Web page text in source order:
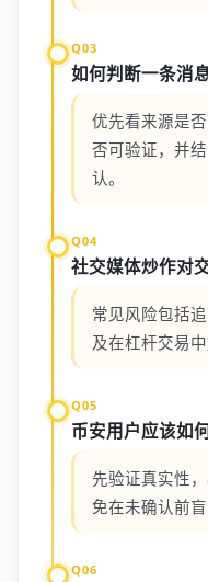
Q03
如何判断一条消
优先看来源是
否可验证，并
认。
Q04
社交媒体炒作对
常见风险包括
及在杠杆交易中
Q05
币安用户应该如
先验证真实性
免在未确认前盲
Q06